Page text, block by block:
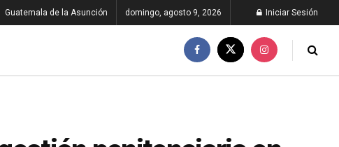
Guatemala de la Asunción domingo, agosto 9, 2026 Iniciar Sesión